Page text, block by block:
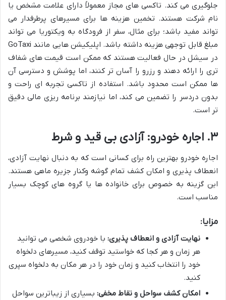
جلوگیری می کند. تاکسی های مجاز معمولاً دارای علامت مشخص یا
نام شرکت هستند. تخمین هزینه ها برای مسیرهای پرطرفدار می
تواند مفید باشد؛ برای مثال، سفر از فرودگاه به ویکتوریا می تواند
مبلغ قابل توجهی هزینه داشته باشد. اپلیکیشن هایی مانند GoTaxi
در سیشل در حال فعالیت هستند که ممکن است قیمت های شفاف
تری را ارائه دهند و رزرو را آسان تر کنند، اما پوشش و دسترسی آن
ها ممکن است محدود باشد. استفاده از تاکسی تجربه ای راحت و
بدون دردسر را تضمین می کند، اما نیازمند برنامه ریزی مالی دقیق
تر است.
۳. اجاره خودرو: آزادی بی قید و شرط
اجاره خودرو بهترین راه برای کسانی است که به دنبال نهایت آزادی،
انعطاف پذیری و امکان کشف تمام گوشه وکنار جزیره ماهی هستند.
این گزینه به خصوص برای خانواده ها یا گروه های کوچک بسیار
مناسب است.
مزایا:
نهایت آزادی و انعطاف پذیری: با خودروی شخصی می توانید
هر زمان و هر کجا که خواستید توقف کنید، مسیرهای دلخواه
خود را انتخاب کنید و زمان خود را در هر مکان به دلخواه سپری
کنید.
امکان کشف سواحل و نقاط مخفی: بسیاری از زیباترین سواحل